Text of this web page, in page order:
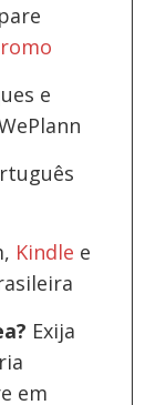
e
Kindle e
Exija
em